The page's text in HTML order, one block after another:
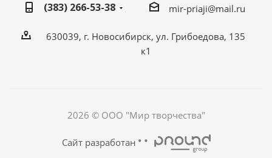
(383) 266-53-38
mir-priaji@mail.ru
630039, г. Новосибирск, ул. Грибоедова, 135
к1
2026 © ООО "Мир творчества"
Сайт разработан